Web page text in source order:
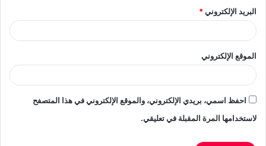
البريد الإلكتروني*
الموقع الإلكتروني
احفظ اسمي، بريدي الإلكتروني، والموقع الإلكتروني في هذا المتصفح
لاستخدامها المرة المقبلة في تعليقي.